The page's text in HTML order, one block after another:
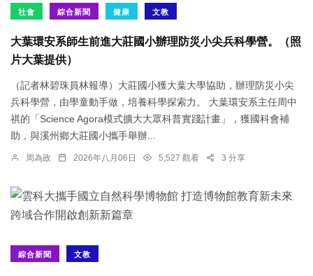
社會 綜合新聞 健康 文教
大葉環安系師生前進大莊國小辦理防災小尖兵科學營。（照
片大葉提供）
（記者林碧珠員林報導）大莊國小獲大葉大學協助，辦理防災小尖
兵科學營，由學童動手做，培養科學探索力。 大葉環安系主任周中
祺的「Science Agora模式擴大大眾科普實踐計畫」，獲國科會補
助，與溪州鄉大莊國小攜手舉辦...
周為政 2026年八月06日 5,527 觀看 3 分享
綜合新聞 文教